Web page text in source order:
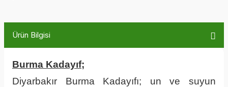
Ürün Bilgisi
Burma Kadayıf;
Diyarbakır Burma Kadayıfı; un ve suyun